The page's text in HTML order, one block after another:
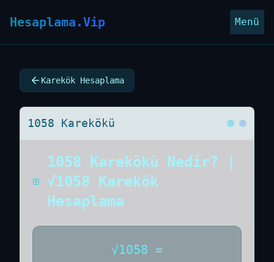
Hesaplama.Vip Menü
Karekök Hesaplama
1058 Karekökü
1058 Karekökü Nedir? |
√1058 Karekök
Hesaplama
√1058 =